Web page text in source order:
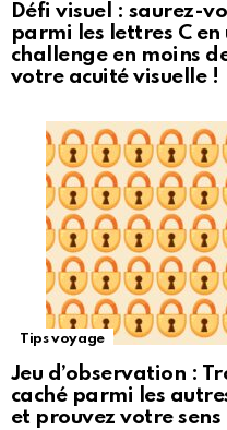
Défi visuel : saurez-
parmi les lettres C en
challenge en moins
votre acuité visuelle !
Tips voyage
Jeu d’observation :
caché parmi les
et prouvez votre